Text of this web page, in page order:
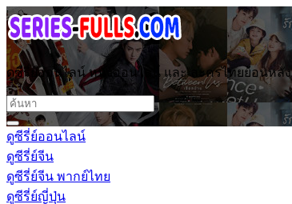
ดูซีรี่ย์ออนไลน์ หนังออนไลน์ และ ละครไทยย้อนหลัง
ดูซีรี่ย์ออนไลน์
ดูซีรี่ย์จีน
ดูซีรี่ย์จีน พากย์ไทย
ดูซีรี่ย์ญี่ปุ่น